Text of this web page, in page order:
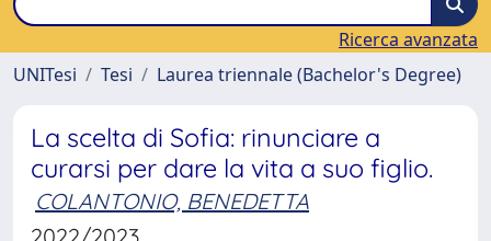
Ricerca avanzata
UNITesi
Tesi Laurea triennale (Bachelor's Degree)
La scelta di Sofia: rinunciare a
curarsi per dare la vita a suo figlio.
COLANTONIO, BENEDETTA